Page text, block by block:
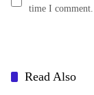
time I comment.
Read Also